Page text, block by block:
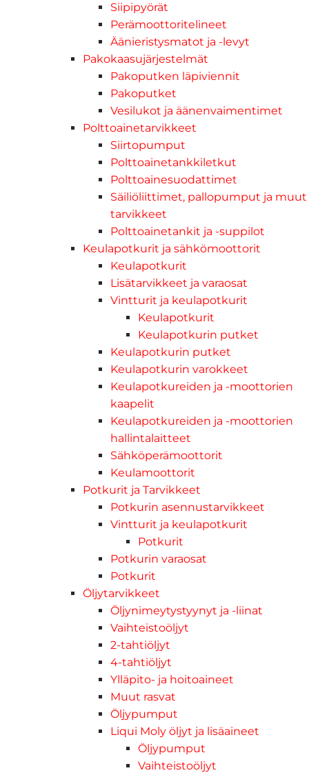
Siipipyörät
Perämoottoritelineet
Äänieristysmatot ja -levyt
Pakokaasujärjestelmät
Pakoputken läpiviennit
Pakoputket
Vesilukot ja äänenvaimentimet
Polttoainetarvikkeet
Siirtopumput
Polttoainetankkiletkut
Polttoainesuodattimet
Säiliöliittimet, pallopumput ja muut
tarvikkeet
Polttoainetankit ja -suppilot
Keulapotkurit ja sähkömoottorit
Keulapotkurit
Lisätarvikkeet ja varaosat
Vintturit ja keulapotkurit
Keulapotkurit
Keulapotkurin putket
Keulapotkurin putket
Keulapotkurin varokkeet
Keulapotkureiden ja -moottorien
kaapelit
Keulapotkureiden ja -moottorien
hallintalaitteet
Sähköperämoottorit
Keulamoottorit
Potkurit ja Tarvikkeet
Potkurin asennustarvikkeet
Vintturit ja keulapotkurit
Potkurit
Potkurin varaosat
Potkurit
Öljytarvikkeet
Öljynimeytystyynyt ja -liinat
Vaihteistoöljyt
2-tahtiöljyt
4-tahtiöljyt
Ylläpito- ja hoitoaineet
Muut rasvat
Öljypumput
Liqui Moly öljyt ja lisäaineet
Öljypumput
Vaihteistoöljyt